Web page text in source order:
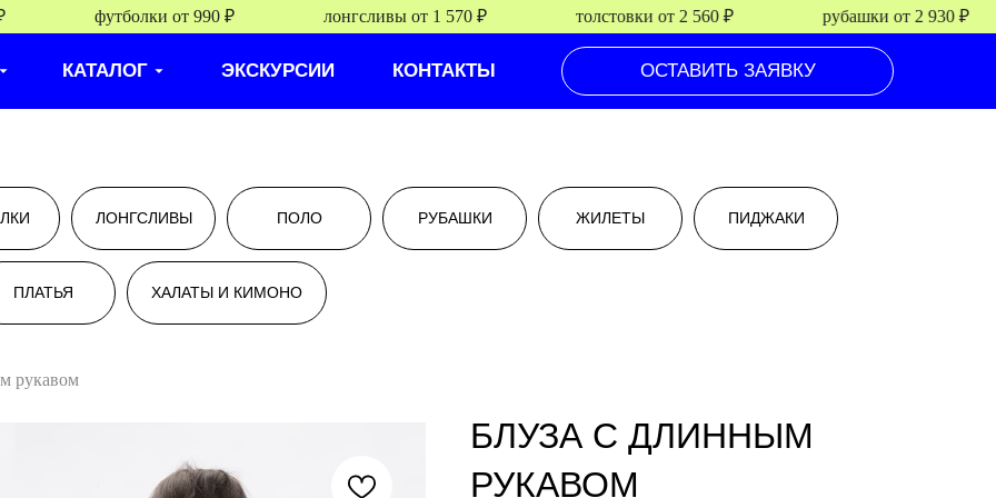
ОСТАВИТЬ ЗАЯВКУ
КАТАЛОГ ЭКСКУРСИИ КОНТАКТЫ
футболки от 990 ₽ лонгсливы от 1 570 ₽ толстовки от 2 560 ₽ рубашки от 2 930 ₽
ЛОНГСЛИВЫ ПОЛО РУБАШКИ ЖИЛЕТЫ ПИДЖАКИ
ХАЛАТЫ И КИМОНО
ПЛАТЬЯ
рукавом
БЛУЗА С ДЛИННЫМ
РУКАВОМ